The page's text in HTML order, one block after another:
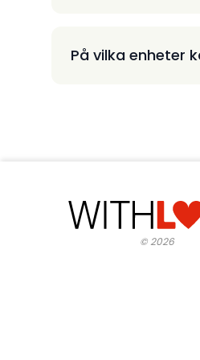
På vilka enheter
©2026